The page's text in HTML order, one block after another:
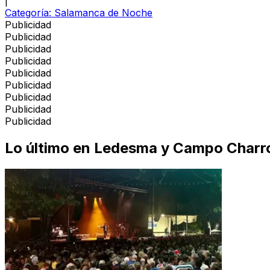
Categoría: Salamanca de Noche
Publicidad
Publicidad
Publicidad
Publicidad
Publicidad
Publicidad
Publicidad
Publicidad
Publicidad
Lo último en Ledesma y Campo